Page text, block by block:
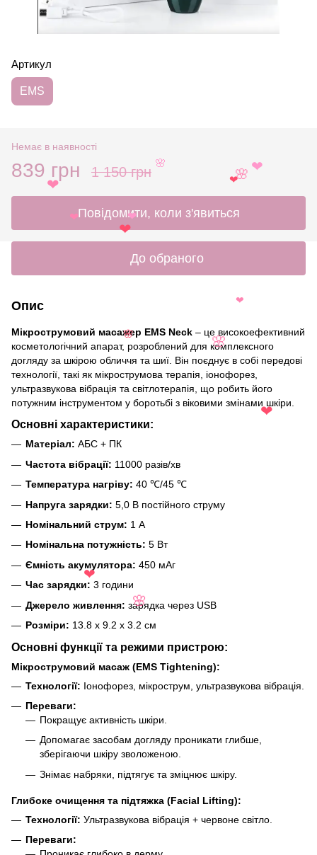
Артикул
EMS
Немає в наявності
839 грн 1 150 грн
Повідомити, коли з'явиться
До обраного
Опис
Мікрострумовий масажер EMS Neck – це високоефективний
косметологічний апарат, розроблений для комплексного
догляду за шкірою обличчя та шиї. Він поєднує в собі передові
технології, такі як мікрострумова терапія, іонофорез,
ультразвукова вібрація та світлотерапія, що робить його
потужним інструментом у боротьбі з віковими змінами шкіри.
Основні характеристики:
Матеріал: АБС + ПК
Частота вібрації: 11000 разів/хв
Температура нагріву: 40 ℃/45 ℃
Напруга зарядки: 5,0 В постійного струму
Номінальний струм: 1 А
Номінальна потужність: 5 Вт
Ємність акумулятора: 450 мАг
Час зарядки: 3 години
Джерело живлення: зарядка через USB
Розміри: 13.8 x 9.2 x 3.2 см
Основні функції та режими пристрою:
Мікрострумовий масаж (EMS Tightening):
Технології: Іонофорез, мікрострум, ультразвукова вібрація.
Переваги:
Покращує активність шкіри.
Допомагає засобам догляду проникати глибше,
зберігаючи шкіру зволоженою.
Знімає набряки, підтягує та зміцнює шкіру.
Глибоке очищення та підтяжка (Facial Lifting):
Технології: Ультразвукова вібрація + червоне світло.
Переваги:
❤
❤
❤
🌸
❤
❤
🌸
🌸